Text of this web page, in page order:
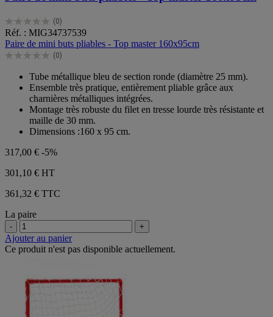
(0)
0.0
sur
5
étoiles.
Réf. : MIG34737539
Paire de mini buts pliables - Top master 160x95cm
(0)
0.0
étoiles.
Tube métallique bleu de section ronde (diamètre 25 mm).
Ensemble très pratique, entièrement pliable grâce aux
charnières métalliques intégrées.
Montage très robuste du filet en tresse lourde très résistante et
maille de 30 mm.
Dimensions :160 x 95 cm.
317,00 € -5%
301,10 € HT
361,32 € TTC
La paire
- +
Ajouter au panier
Ce produit n'est pas disponible actuellement.